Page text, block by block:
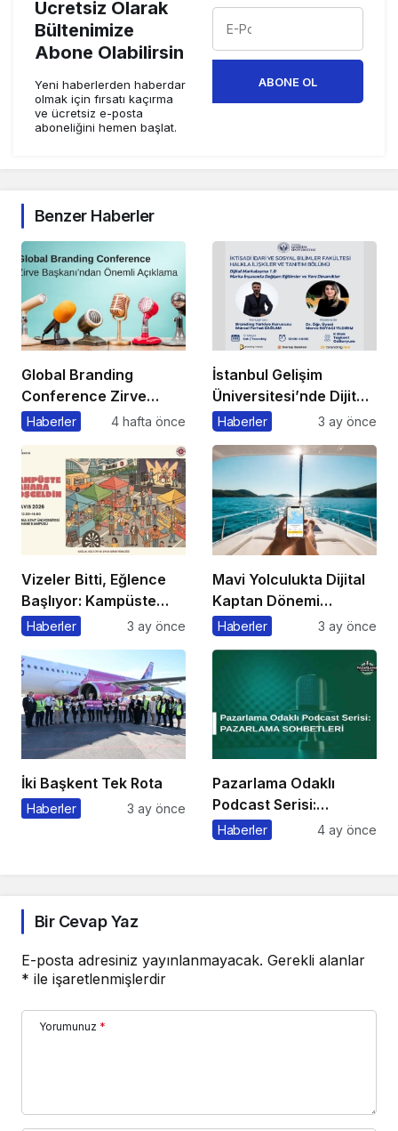
Ücretsiz Olarak
Bültenimize
Abone Olabilirsin
Yeni haberlerden haberdar
olmak için fırsatı kaçırma
ve ücretsiz e-posta
aboneliğini hemen başlat.
ABONE OL
Benzer Haberler
Global Branding
Conference Zirve
Başkanı’ndan Önemli
Haberler 4 hafta önce
İstanbul Gelişim
Üniversitesi’nde Dijital
Markalaşma 1.0
Haberler 3 ay önce
Vizeler Bitti, Eğlence
Başlıyor: Kampüste
Bahar Festivali
Haberler 3 ay önce
Mavi Yolculukta Dijital
Kaptan Dönemi
Başlıyor
Haberler 3 ay önce
İki Başkent Tek Rota
Haberler 3 ay önce
Pazarlama Odaklı
Podcast Serisi:
Pazarlama Sohbetleri
Haberler 4 ay önce
Bir Cevap Yaz
E-posta adresiniz yayınlanmayacak. Gerekli alanlar
* ile işaretlenmişlerdir
Yorumunuz *